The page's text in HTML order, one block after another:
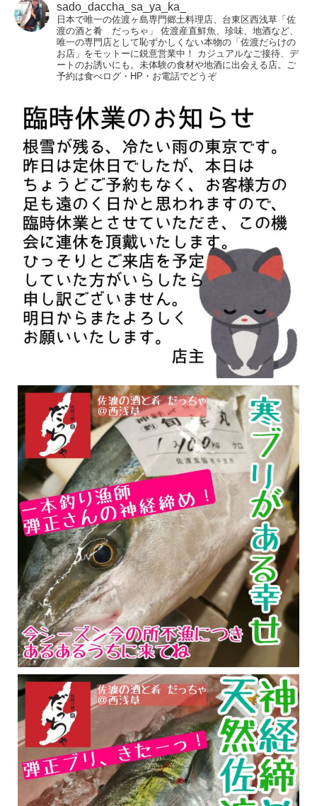
sado_daccha_sa_ya_ka_
日本で唯一の佐渡ヶ島専門郷土料理店、台東区西浅草「佐
渡の酒と肴 だっちゃ」
佐渡産直鮮魚、珍味、地酒など、
唯一の専門店として恥ずかしくない本物の「佐渡だらけの
お店」をモットーに鋭意営業中！
カジュアルなご接待、デ
ートのお誘いにも。未体験の食材や地酒に出会える店。ご
予約は食べログ・HP・お電話でどうぞ